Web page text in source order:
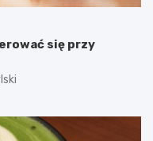
się przy